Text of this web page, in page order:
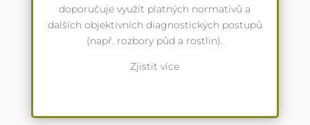
doporučuje využít platných normativů a
dalších objektivních diagnostických postupů
(např. rozbory půd a rostlin).
Zjistit více